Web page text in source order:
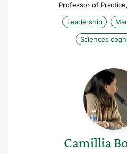
Professor of
Leadership
Sciences
Camillia